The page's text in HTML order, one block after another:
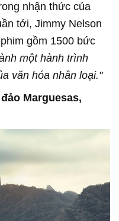
nhận thức của
tới, Jimmy Nelson
gồm 1500 bức
một hành trình
văn hóa nhân loại."
Marguesas,